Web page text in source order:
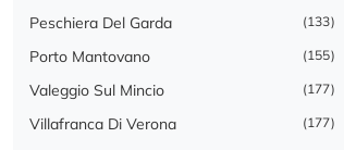
Peschiera Del Garda 133
Porto Mantovano 155
Valeggio Sul Mincio 177
Villafranca Di Verona 177